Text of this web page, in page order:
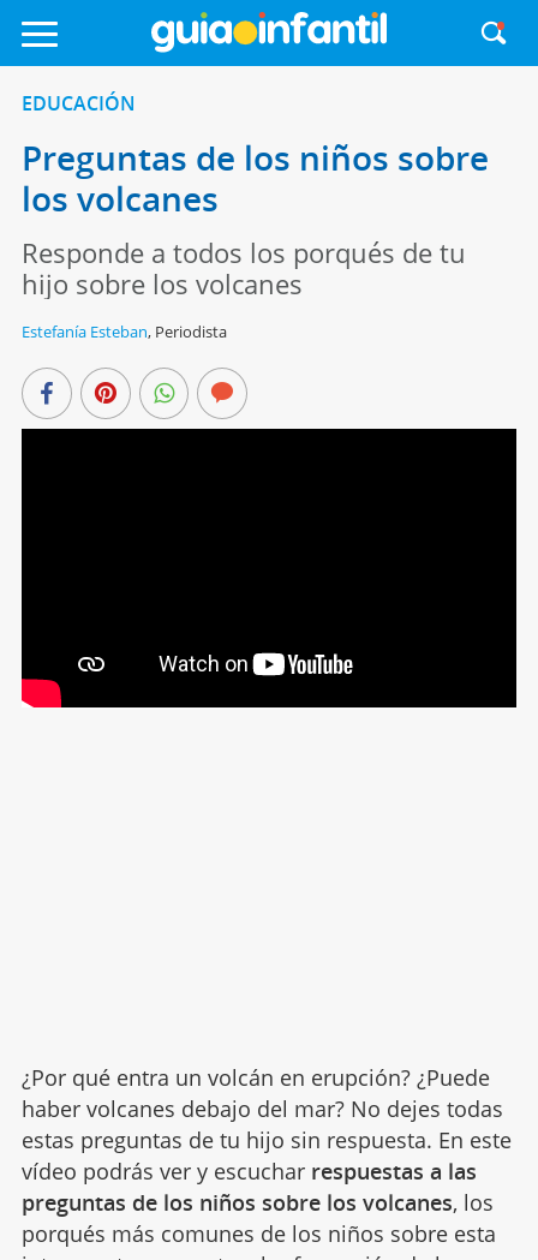
EDUCACIÓN
Preguntas de los niños sobre
los volcanes
Responde a todos los porqués de tu
hijo sobre los volcanes
Estefanía Esteban, Periodista
¿Por qué entra un volcán en erupción? ¿Puede
haber volcanes debajo del mar? No dejes todas
estas preguntas de tu hijo sin respuesta. En este
vídeo podrás ver y escucharrespuestas a las
preguntas de los niños sobre los volcanes, los
porqués más comunes de los niños sobre esta